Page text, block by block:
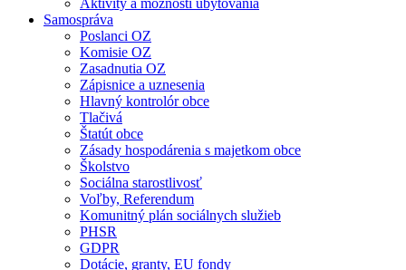
Aktivity a možnosti ubytovania
Samospráva
Poslanci OZ
Komisie OZ
Zasadnutia OZ
Zápisnice a uznesenia
Hlavný kontrolór obce
Tlačivá
Štatút obce
Zásady hospodárenia s majetkom obce
Školstvo
Sociálna starostlivosť
Voľby, Referendum
Komunitný plán sociálnych služieb
PHSR
GDPR
Dotácie, granty, EU fondy